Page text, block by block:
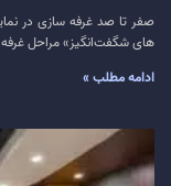
صفر تا صد غرفه سازی در
های شگفت‌انگیز» مراحل
ادامه مطلب »